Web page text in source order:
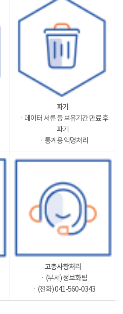
파기
ㆍ데이터 서류 등 보유기간 만료 후
파기
ㆍ통계용 익명처리
고충사항처리
ㆍ(부서) 정보화팀
ㆍ(전화) 041-560-0343